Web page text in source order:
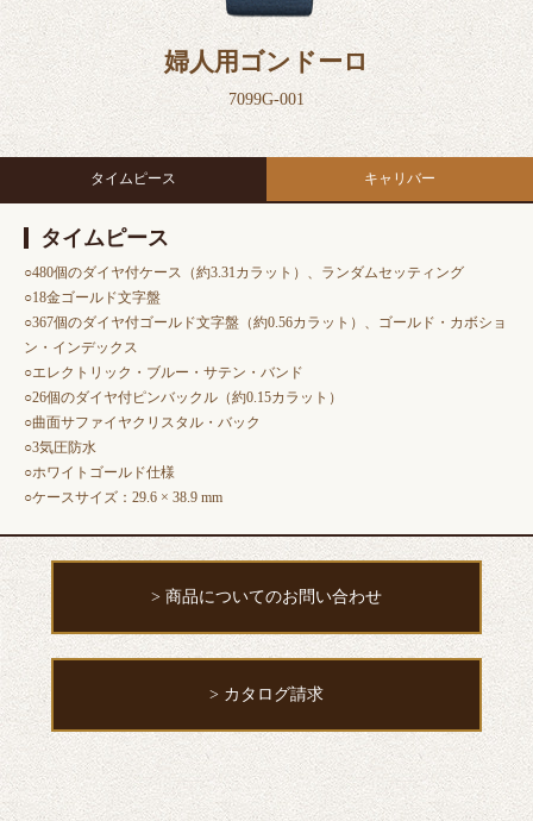
婦人用ゴンドーロ
7099G-001
タイムピース キャリバー
タイムピース
○480個のダイヤ付ケース（約3.31カラット）、ランダムセッティング
○18金ゴールド文字盤
○367個のダイヤ付ゴールド文字盤（約0.56カラット）、ゴールド・カボショ
ン・インデックス
○エレクトリック・ブルー・サテン・バンド
○26個のダイヤ付ピンバックル（約0.15カラット）
○曲面サファイヤクリスタル・バック
○3気圧防水
○ホワイトゴールド仕様
○ケースサイズ：29.6 × 38.9 mm
> 商品についてのお問い合わせ
> カタログ請求